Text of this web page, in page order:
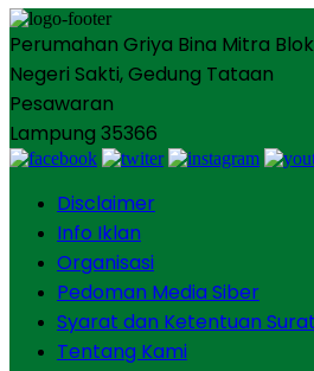
Perumahan Griya Bina Mitra Blok
Negeri Sakti, Gedung Tataan
Pesawaran
Lampung 35366
Disclaimer
Info Iklan
Organisasi
Pedoman Media Siber
Syarat dan Ketentuan
Tentang Kami